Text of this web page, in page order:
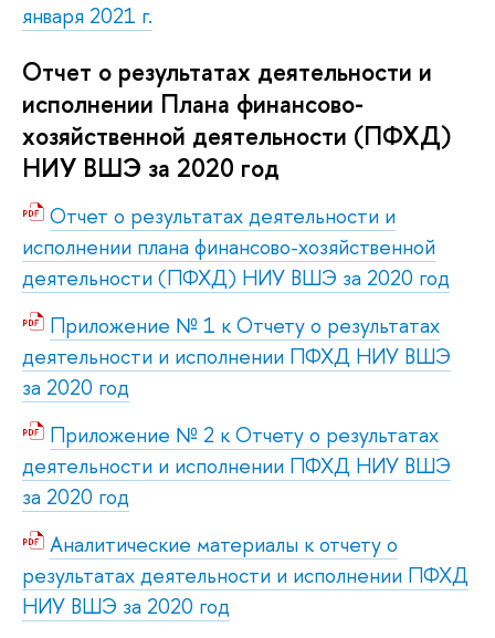
января 2021 г.
Отчет о результатах деятельности и
исполнении Плана финансово-
хозяйственной деятельности (ПФХД)
НИУ ВШЭ за 2020 год
Отчет о результатах деятельности и
исполнении плана финансово-хозяйственной
деятельности (ПФХД) НИУ ВШЭ за 2020 год
Приложение № 1 к Отчету о результатах
деятельности и исполнении ПФХД НИУ ВШЭ
за 2020 год
Приложение № 2 к Отчету о результатах
деятельности и исполнении ПФХД НИУ ВШЭ
за 2020 год
Аналитические материалы к отчету о
результатах деятельности и исполнении ПФХД
НИУ ВШЭ за 2020 год